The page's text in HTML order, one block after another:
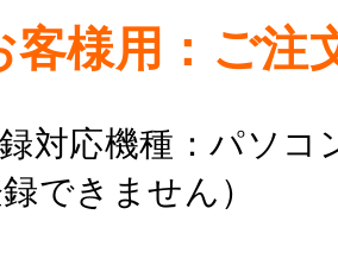
客様用：ご注
対応機種：パソ
できません）